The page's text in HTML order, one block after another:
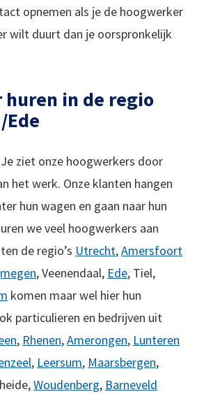
opnemen als je de hoogwerker
wilt duurt dan je oorspronkelijk
huren in de regio
Ede
ziet onze hoogwerkers door
het werk. Onze klanten hangen
hun wagen en gaan naar hun
we veel hoogwerkers aan
de regio’s Utrecht,Amersfoort
, Veenendaal, Ede, Tiel,
komen maar wel hier hun
particulieren en bedrijven uit
, Rhenen,Amerongen, Lunteren
, Leersum, Maarsbergen,
Woudenberg, Barneveld